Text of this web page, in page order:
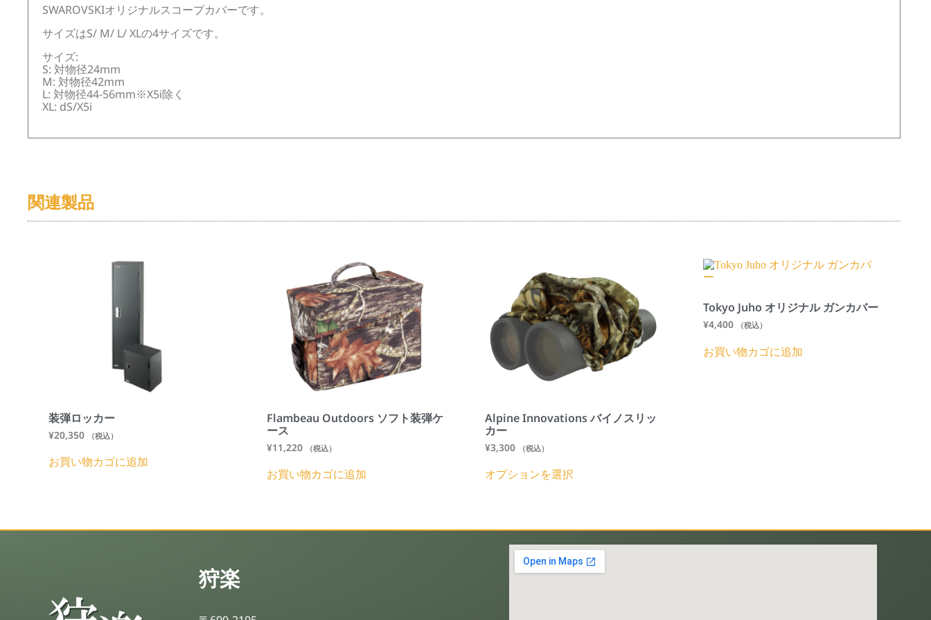
SWAROVSKIオリジナルスコープカバーです。
サイズはS/ M/ L/ XLの4サイズです。
サイズ:
S: 対物径24mm
M: 対物径42mm
L: 対物径44-56mm※X5i除く
XL: dS/X5i
関連製品
装弾ロッカー
¥20,350 （税込）
お買い物カゴに追加
Flambeau Outdoors ソフト装弾ケ
ース
¥11,220 （税込）
お買い物カゴに追加
Alpine Innovations バイノスリッ
カー
¥3,300 （税込）
オプションを選択
Tokyo Juho オリジナル ガンカバー
¥4,400 （税込）
お買い物カゴに追加
狩楽